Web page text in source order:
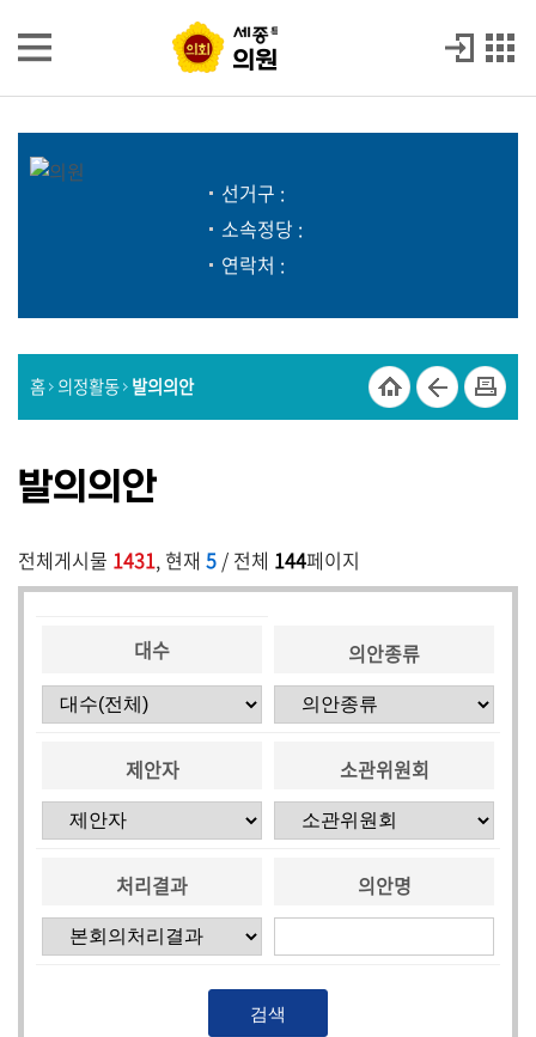
본문으로 바로가기
GNB메뉴 바로가기
의원
의
원
록
시
질
문
5
분
의원
선거구 :
소속정당 :
연락처 :
홈 의정활동 발의의안
발의의안
전체게시물 1431, 현재 5 / 전체 144페이지
대수 의안종류
제안자 소관위원회
처리결과 의안명